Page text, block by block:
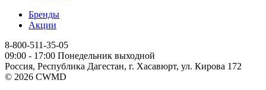
Бренды
Акции
8-800-511-35-05
09:00 - 17:00 Понедельник выходной
Россия, Республика Дагестан, г. Хасавюрт, ул. Кирова 172
© 2026 CWMD